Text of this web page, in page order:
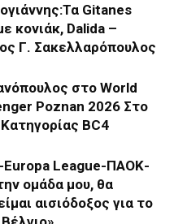
Gitanes
κονιάκ, Dalida –
Γ. Σακελλαρόπουλος
στο World
Poznan 2026 Στο
BC4
League-ΠΑΟΚ-
ομάδα μου, θα
αισιόδοξος για το